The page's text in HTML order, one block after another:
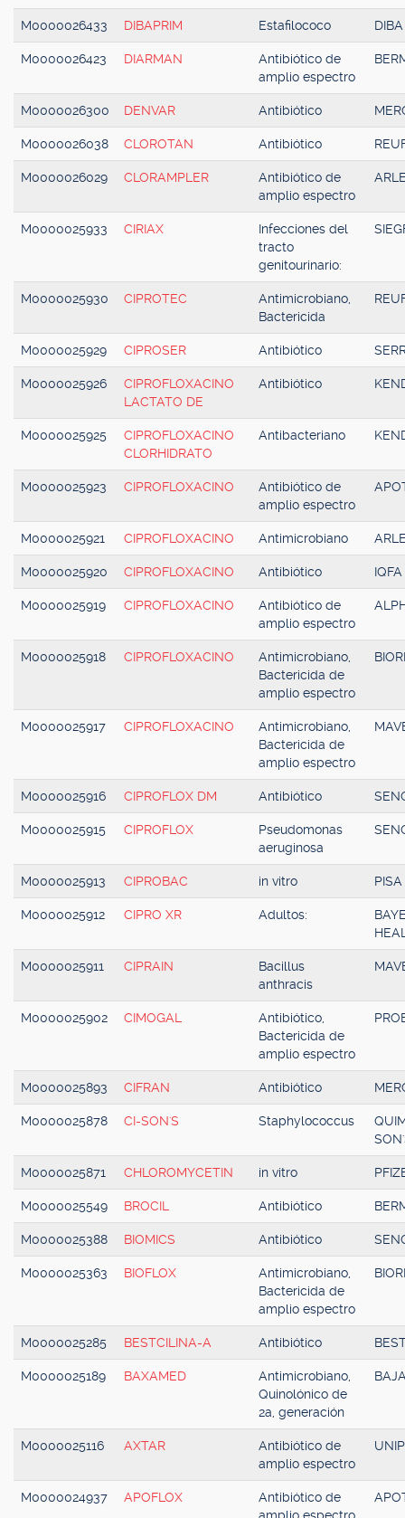
M0000026433 DIBAPRIM Estafilococo DIBA
M0000026423 DIARMAN
Antibiótico de
amplio espectro
M0000026300 DENVAR Antibiótico
M0000026038 CLOROTAN Antibiótico
M0000026029 CLORAMPLER
Antibiótico de
amplio espectro
M0000025933 CIRIAX
Infecciones del
tracto
genitourinario:
M0000025930 CIPROTEC
Antimicrobiano,
Bactericida
M0000025929 CIPROSER Antibiótico
M0000025926
CIPROFLOXACINO
LACTATO DE
Antibiótico
M0000025925
CIPROFLOXACINO
CLORHIDRATO
Antibacteriano
M0000025923 CIPROFLOXACINO
Antibiótico de
amplio espectro
M0000025921 CIPROFLOXACINO Antimicrobiano
M0000025920 CIPROFLOXACINO Antibiótico IQFA
M0000025919 CIPROFLOXACINO
Antibiótico de
amplio espectro
M0000025918 CIPROFLOXACINO
Antimicrobiano,
Bactericida de
amplio espectro
M0000025917 CIPROFLOXACINO
Antimicrobiano,
Bactericida de
amplio espectro
M0000025916 CIPROFLOX DM Antibiótico
M0000025915 CIPROFLOX
Pseudomonas
aeruginosa
M0000025913 CIPROBAC in vitro PISA
M0000025912 CIPRO XR Adultos:
M0000025911 CIPRAIN
Bacillus
anthracis
M0000025902 CIMOGAL
Antibiótico,
Bactericida de
amplio espectro
M0000025893 CIFRAN Antibiótico
M0000025878 CI-SON'S Staphylococcus
M0000025871 CHLOROMYCETIN in vitro
M0000025549 BROCIL Antibiótico
M0000025388 BIOMICS Antibiótico
M0000025363 BIOFLOX
Antimicrobiano,
Bactericida de
amplio espectro
M0000025285 BESTCILINA-A Antibiótico
M0000025189 BAXAMED
Antimicrobiano,
Quinolónico de
2a, generación
M0000025116 AXTAR
Antibiótico de
amplio espectro
M0000024937 APOFLOX
Antibiótico de